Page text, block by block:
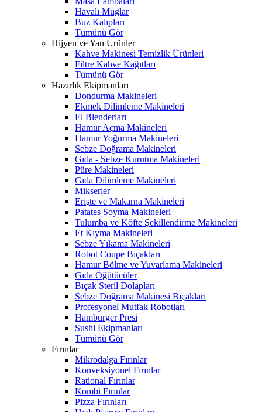
Havalı Muglar
Buz Kalıpları
Tümünü Gör
Hijyen ve Yan Ürünler
Kahve Makinesi Temizlik Ürünleri
Filtre Kahve Kağıtları
Tümünü Gör
Hazırlık Ekipmanları
Dondurma Makineleri
Ekmek Dilimleme Makineleri
El Blenderları
Hamur Açma Makineleri
Hamur Yoğurma Makineleri
Sebze Doğrama Makineleri
Gıda - Sebze Kurutma Makineleri
Püre Makineleri
Gıda Dilimleme Makineleri
Mikserler
Erişte ve Makarna Makineleri
Patates Soyma Makineleri
Tulumba ve Köfte Şekillendirme Makineleri
Et Kıyma Makineleri
Sebze Yıkama Makineleri
Robot Coupe Bıçakları
Hamur Bölme ve Yuvarlama Makineleri
Gıda Öğütücüler
Bıçak Steril Dolapları
Sebze Doğrama Makinesi Bıçakları
Profesyonel Mutfak Robotları
Hamburger Presi
Sushi Ekipmanları
Tümünü Gör
Fırınlar
Mikrodalga Fırınlar
Konveksiyonel Fırınlar
Rational Fırınlar
Kombi Fırınlar
Pizza Fırınları